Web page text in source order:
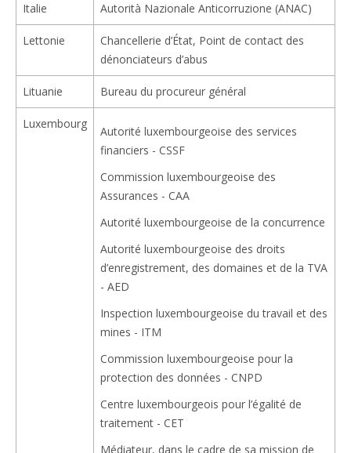
Italie Autorità Nazionale Anticorruzione (ANAC)
Lettonie
Chancellerie d’État, Point de contact des
dénonciateurs d’abus
Lituanie Bureau du procureur général
Luxembourg
Autorité luxembourgeoise des services
financiers - CSSF
Commission luxembourgeoise des
Assurances - CAA
Autorité luxembourgeoise de la concurrence
Autorité luxembourgeoise des droits
d’enregistrement, des domaines et de la TVA
- AED
Inspection luxembourgeoise du travail et des
mines - ITM
Commission luxembourgeoise pour la
protection des données - CNPD
Centre luxembourgeois pour l’égalité de
traitement - CET
Médiateur, dans le cadre de sa mission de